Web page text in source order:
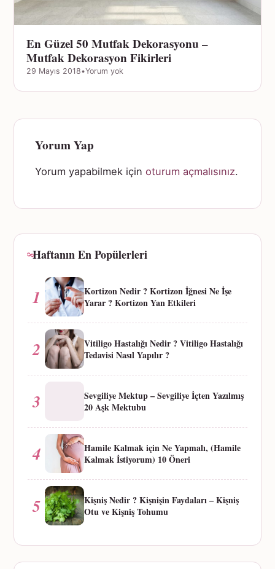
En Güzel 50 Mutfak Dekorasyonu –
Mutfak Dekorasyon Fikirleri
29 Mayıs 2018•Yorum yok
Yorum Yap
Yorum yapabilmek için oturum açmalısınız.
Haftanın En Popülerleri
1
Kortizon Nedir ? Kortizon İğnesi Ne İşe
Yarar ? Kortizon Yan Etkileri
2
Vitiligo Hastalığı Nedir ? Vitiligo Hastalığı
Tedavisi Nasıl Yapılır ?
3
Sevgiliye Mektup – Sevgiliye İçten Yazılmış
20 Aşk Mektubu
4
Hamile Kalmak için Ne Yapmalı, (Hamile
Kalmak İstiyorum) 10 Öneri
5
Kişniş Nedir ? Kişnişin Faydaları – Kişniş
Otu ve Kişniş Tohumu